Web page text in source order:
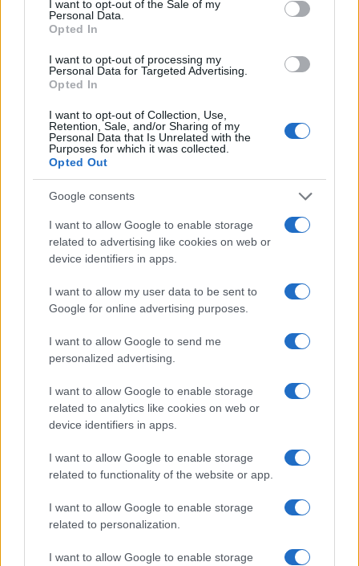
I want to opt-out of the Sale of my
Personal Data.
Opted In
I want to opt-out of processing my
Personal Data for Targeted Advertising.
Opted In
I want to opt-out of Collection, Use,
Retention, Sale, and/or Sharing of my
Personal Data that Is Unrelated with the
Purposes for which it was collected.
Opted Out
Google consents
I want to allow Google to enable storage
related to advertising like cookies on web or
device identifiers in apps.
I want to allow my user data to be sent to
Google for online advertising purposes.
I want to allow Google to send me
personalized advertising.
I want to allow Google to enable storage
related to analytics like cookies on web or
device identifiers in apps.
I want to allow Google to enable storage
related to functionality of the website or app.
I want to allow Google to enable storage
related to personalization.
I want to allow Google to enable storage
Il problema è che lui vive al Quirinale e non si rende conto,
data l’età, dei problemi quotidiani che si vivono in tutta
Rispondi
Sam
3 Giugno 2026, 18:02 18:02
Sogno di essere guidato da un presidente come Benjamin
Franklin, John Adams, James Madison…
Rispondi
Carica altri commenti